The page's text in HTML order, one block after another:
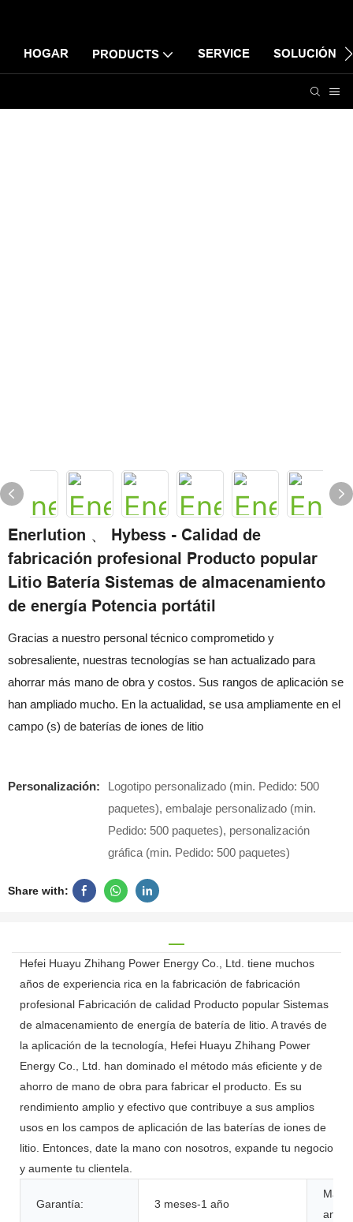
HOGAR PRODUCTS SERVICE SOLUCIÓN
Enerlution 、 Hybess - Calidad de
fabricación profesional Producto popular
Litio Batería Sistemas de almacenamiento
de energía Potencia portátil
Gracias a nuestro personal técnico comprometido y
sobresaliente, nuestras tecnologías se han actualizado para
ahorrar más mano de obra y costos. Sus rangos de aplicación se
han ampliado mucho. En la actualidad, se usa ampliamente en el
campo (s) de baterías de iones de litio
Personalización:
Logotipo personalizado (min. Pedido: 500
paquetes), embalaje personalizado (min.
Pedido: 500 paquetes), personalización
gráfica (min. Pedido: 500 paquetes)
Share with:
Hefei Huayu Zhihang Power Energy Co., Ltd. tiene muchos
años de experiencia rica en la fabricación de fabricación
profesional Fabricación de calidad Producto popular Sistemas
de almacenamiento de energía de batería de litio. A través de
la aplicación de la tecnología, Hefei Huayu Zhihang Power
Energy Co., Ltd. han dominado el método más eficiente y de
ahorro de mano de obra para fabricar el producto. Es su
rendimiento amplio y efectivo que contribuye a sus amplios
usos en los campos de aplicación de las baterías de iones de
litio. Entonces, date la mano con nosotros, expande tu negocio
y aumente tu clientela.
Garantía: 3 meses-1 año